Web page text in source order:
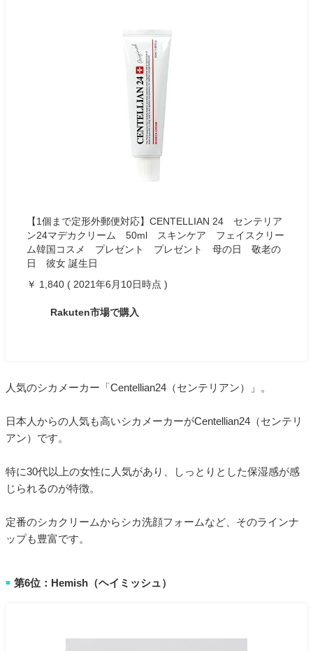
【1個まで定形外郵便対応】CENTELLIAN 24 センテリア
ン24マデカクリーム 50ml スキンケア フェイスクリー
ム韓国コスメ プレゼント プレゼント 母の日 敬老の
日 彼女 誕生日
￥ 1,840 ( 2021年6月10日時点 )
Rakuten市場で購入
人気のシカメーカー「Centellian24（センテリアン）」。
日本人からの人気も高いシカメーカーがCentellian24（センテリ
アン）です。
特に30代以上の女性に人気があり、しっとりとした保湿感が感
じられるのが特徴。
定番のシカクリームからシカ洗顔フォームなど、そのラインナ
ップも豊富です。
■ 第6位：Hemish（ヘイミッシュ）